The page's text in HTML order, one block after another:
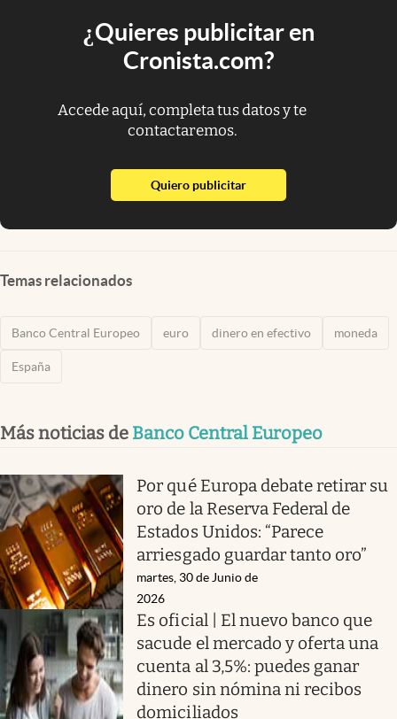
¿Quieres publicitar en
Cronista.com?
Accede aquí, completa tus datos y te
contactaremos.
Quiero publicitarabre en nueva pestaña
Temas relacionados
Banco Central Europeo euro dinero en efectivo moneda
España
Más noticias de Banco Central Europeo
Por qué Europa debate retirar su
oro de la Reserva Federal de
Estados Unidos: “Parece
arriesgado guardar tanto oro”
martes, 30 de Junio de
2026
Es oficial | El nuevo banco que
sacude el mercado y oferta una
cuenta al 3,5%: puedes ganar
dinero sin nómina ni recibos
domiciliados